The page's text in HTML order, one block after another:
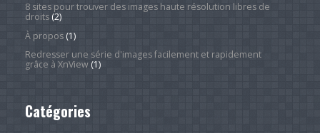
8 sites pour trouver des images haute résolution libres de
droits(2)
À propos(1)
Redresser une série d'images facilement et rapidement
grâce à XnView(1)
Catégories